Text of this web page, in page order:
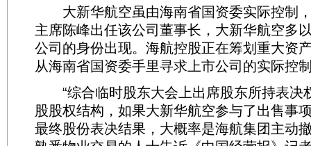
大新华航空虽由海南省国资委实际控制
主席陈峰出任该公司董事长，大新华航空多
公司的身份出现。海航控股正在筹划重大资
从海南省国资委手里寻求上市公司的实际控
“综合临时股东大会上出席股东所持表决
股股权结构，如果大新华航空参与了出售事
最终股份表决结果，大概率是海航集团主动